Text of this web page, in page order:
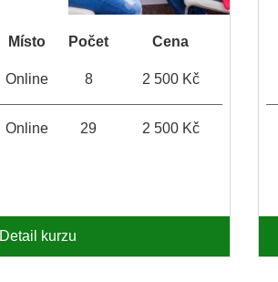
Místo Počet Cena
Online 8 2 500 Kč
Online 29 2 500 Kč
Detail kurzu